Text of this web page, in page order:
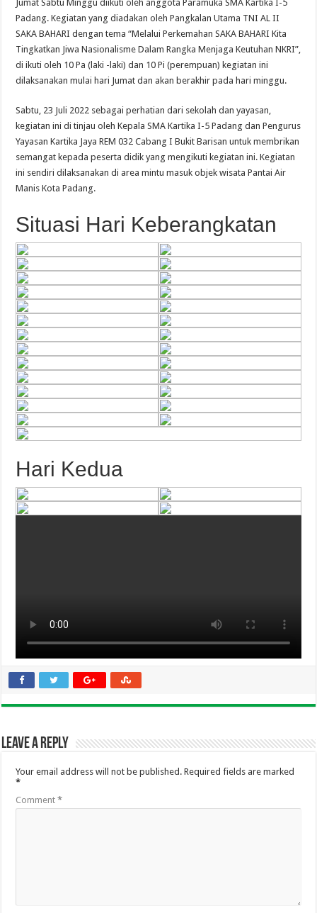
Jumat Sabtu Minggu diikuti oleh anggota Paramuka SMA Kartika I-5
Padang. Kegiatan yang diadakan oleh Pangkalan Utama TNI AL II
SAKA BAHARI dengan tema “Melalui Perkemahan SAKA BAHARI Kita
Tingkatkan Jiwa Nasionalisme Dalam Rangka Menjaga Keutuhan NKRI”,
di ikuti oleh 10 Pa (laki -laki) dan 10 Pi (perempuan) kegiatan ini
dilaksanakan mulai hari Jumat dan akan berakhir pada hari minggu.
Sabtu, 23 Juli 2022 sebagai perhatian dari sekolah dan yayasan,
kegiatan ini di tinjau oleh Kepala SMA Kartika I-5 Padang dan Pengurus
Yayasan Kartika Jaya REM 032 Cabang I Bukit Barisan untuk membrikan
semangat kepada peserta didik yang mengikuti kegiatan ini. Kegiatan
ini sendiri dilaksanakan di area mintu masuk objek wisata Pantai Air
Manis Kota Padang.
Situasi Hari Keberangkatan
Hari Kedua
Leave a Reply
Your email address will not be published. Required fields are marked
*
Comment*